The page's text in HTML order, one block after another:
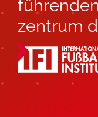
zentrum